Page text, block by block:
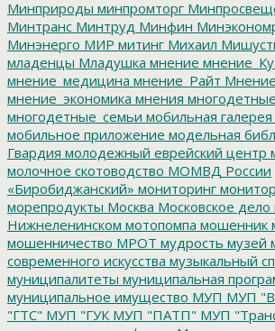
Минприроды минпромторг
Минтранс Минтруд Минфин
Минэнерго МИР митинг Михаил
младенцы Младушка мнение
мнение_медицина мнение_Райт
мнение_экономика мнения
многодетные_семьи мобильная галерея
мобильное приложение модельная
Гвардия молодежный еврейский центр
молочное скотоводство МОМВД России
«Биробиджанский» мониторинг
морепродукты Москва Московское дело
Нижнеленинском мотопомпа мошенник
мошенничество МРОТ мудрость музей
современного искусства музыкальный
муниципалитеты муниципальная
муниципальное имущество МУП МУП
"ГТС" МУП "ГУК МУП "ПАТП" МУП